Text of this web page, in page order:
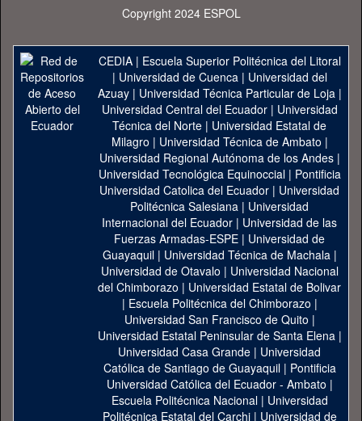
Copyright 2024 ESPOL
CEDIA| Escuela Superior Politécnica del Litoral
| Universidad de Cuenca| Universidad del
Azuay| Universidad Técnica Particular de Loja|
Universidad Central del Ecuador| Universidad
Técnica del Norte | Universidad Estatal de
Milagro | Universidad Técnica de Ambato |
Universidad Regional Autónoma de los Andes|
Universidad Tecnológica Equinoccial| Pontificia
Universidad Catolica del Ecuador | Universidad
Politécnica Salesiana | Universidad
Internacional del Ecuador | Universidad de las
Fuerzas Armadas-ESPE | Universidad de
Guayaquil| Universidad Técnica de Machala|
Universidad de Otavalo | Universidad Nacional
del Chimborazo | Universidad Estatal de Bolivar
| Escuela Politécnica del Chimborazo |
Universidad San Francisco de Quito |
Universidad Estatal Peninsular de Santa Elena|
Universidad Casa Grande | Universidad
Católica de Santiago de Guayaquil| Pontificia
Universidad Católica del Ecuador - Ambato |
Escuela Politécnica Nacional| Universidad
Politécnica Estatal del Carchi| Universidad de